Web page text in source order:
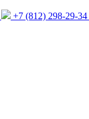
+7 (812) 298-29-34